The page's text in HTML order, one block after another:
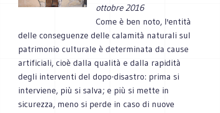
ottobre 2016
Come è ben noto, l'entità
delle conseguenze delle calamità naturali sul
patrimonio culturale è determinata da cause
artificiali, cioè dalla qualità e dalla rapidità
degli interventi del dopo-disastro: prima si
interviene, più si salva; e più si mette in
sicurezza, meno si perde in caso di nuove